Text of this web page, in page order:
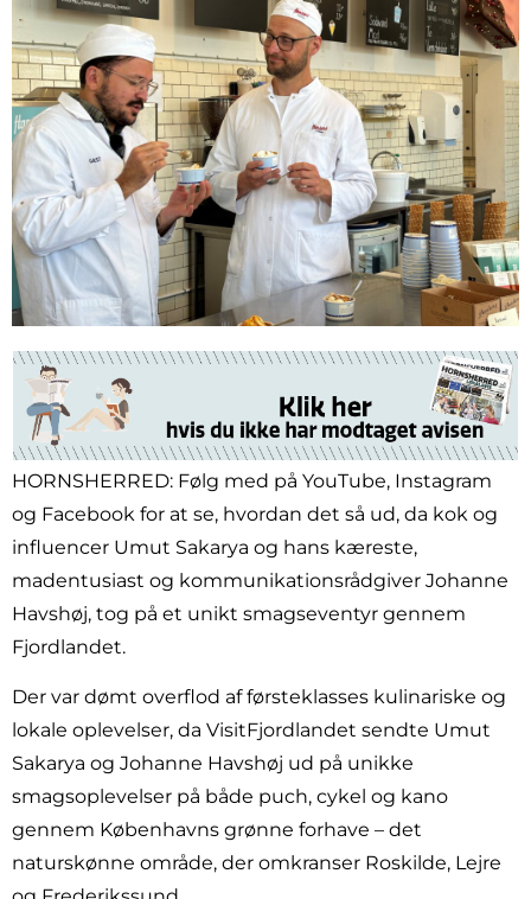
HORNSHERRED: Følg med på YouTube, Instagram
og Facebook for at se, hvordan det så ud, da kok og
influencer Umut Sakarya og hans kæreste,
madentusiast og kommunikationsrådgiver Johanne
Havshøj, tog på et unikt smagseventyr gennem
Fjordlandet.
Der var dømt overflod af førsteklasses kulinariske og
lokale oplevelser, da VisitFjordlandet sendte Umut
Sakarya og Johanne Havshøj ud på unikke
smagsoplevelser på både puch, cykel og kano
gennem Københavns grønne forhave – det
naturskønne område, der omkranser Roskilde, Lejre